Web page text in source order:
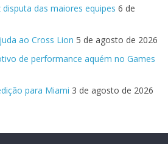
das maiores equipes 6 de
ao Cross Lion 5 de agosto de 2026
de performance aquém no Games
para Miami 3 de agosto de 2026